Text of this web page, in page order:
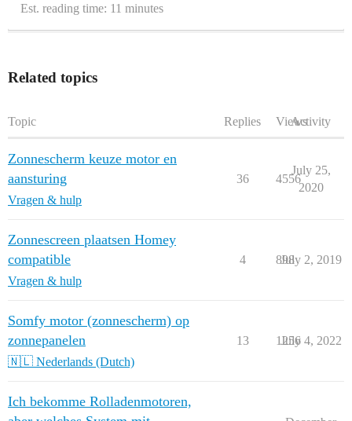
Est. reading time: 11 minutes
Related topics
Topic Replies ViewsActivity
Zonnescherm keuze motor en
aansturing
Vragen & hulp
36 4556
July 25,
2020
Zonnescreen plaatsen Homey
compatible
Vragen & hulp
4 898
July 2, 2019
Somfy motor (zonnescherm) op
zonnepanelen
🇳🇱 Nederlands (Dutch)
13 1256
July 4, 2022
Ich bekomme Rolladenmotoren,